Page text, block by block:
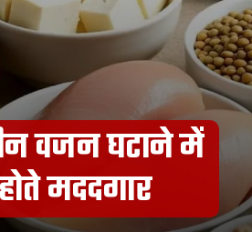
वजन घटाने में
मददगार